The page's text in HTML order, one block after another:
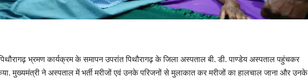
भ्रमण कार्यक्रम के समापन उपरांत पिथौरागढ़ के जिला अस्पताल बी. डी. पाण्डेय अस्पताल पहुंचकर
मुख्यमंत्री ने अस्पताल में भर्ती मरीजों एवं उनके परिजनों से मुलाकात कर मरीजों का हालचाल जाना और उनके